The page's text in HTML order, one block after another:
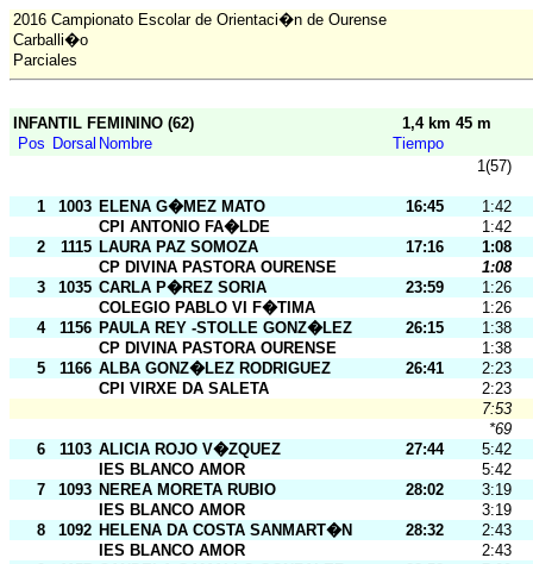
2016 Campionato Escolar de Orientaci�n de Ourense
Carballi�o
Parciales
INFANTIL FEMININO (62)
1,4 km 45 m
Pos Dorsal Nombre
Tiempo
1(57)
1 1003 ELENA G�MEZ MATO 16:45
1:42
CPI ANTONIO FA�LDE
1:42
2
1115 LAURA PAZ SOMOZA 17:16
1:08
CP DIVINA PASTORA OURENSE
1:08
3
1035 CARLA P�REZ SORIA 23:59
1:26
COLEGIO PABLO VI F�TIMA
1:26
4
1156 PAULA REY -STOLLE GONZ�LEZ 26:15
1:38
CP DIVINA PASTORA OURENSE
1:38
5
1166 ALBA GONZ�LEZ RODRIGUEZ 26:41
2:23
CPI VIRXE DA SALETA
2:23
7:53
*69
6
1103 ALICIA ROJO V�ZQUEZ 27:44
5:42
IES BLANCO AMOR
5:42
7
1093 NEREA MORETA RUBIO 28:02
3:19
IES BLANCO AMOR
3:19
8
1092 HELENA DA COSTA SANMART�N 28:32
2:43
IES BLANCO AMOR
2:43